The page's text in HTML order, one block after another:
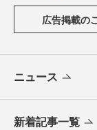
広告掲載の
ニュース
新着記事一覧